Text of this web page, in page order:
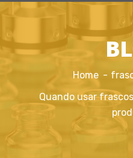
Home
Quando usar